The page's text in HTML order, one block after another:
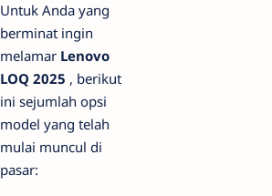
Untuk Anda yang
berminat ingin
melamar Lenovo
LOQ 2025 , berikut
ini sejumlah opsi
model yang telah
mulai muncul di
pasar: